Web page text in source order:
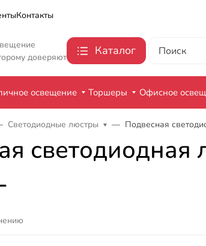
Контакты
доверяют
Каталог
освещение Торшеры Офисное
Светодиодные люстры Подвесная
светодиодная